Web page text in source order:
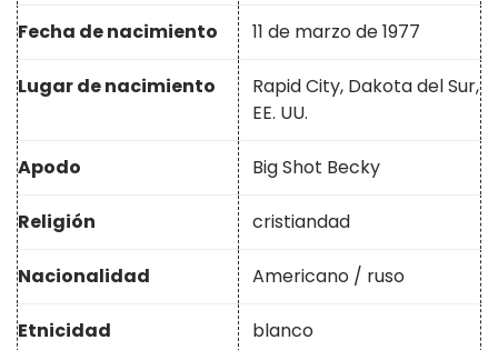
Fecha de nacimiento 11 de marzo de 1977
Lugar de nacimiento
Rapid City, Dakota del Sur,
EE. UU.
Apodo Big Shot Becky
Religión cristiandad
Nacionalidad Americano / ruso
Etnicidad blanco